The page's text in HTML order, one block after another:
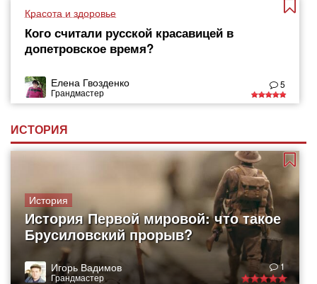
Красота и здоровье
Кого считали русской красавицей в
допетровское время?
Елена Гвозденко
Грандмастер
5
ИСТОРИЯ
История
История Первой мировой: что такое
Брусиловский прорыв?
Игорь Вадимов
Грандмастер
1